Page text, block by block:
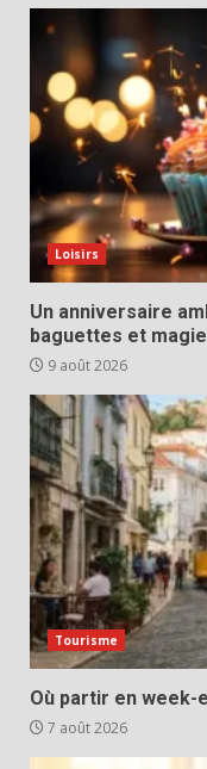
Loisirs
Un anniversaire
baguettes et magie
9 août 2026
Tourisme
Où partir en week-
7 août 2026